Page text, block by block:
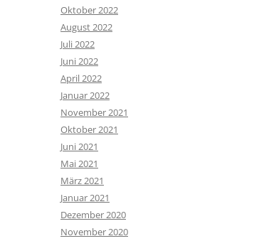
Oktober 2022
August 2022
Juli 2022
Juni 2022
April 2022
Januar 2022
November 2021
Oktober 2021
Juni 2021
Mai 2021
März 2021
Januar 2021
Dezember 2020
November 2020